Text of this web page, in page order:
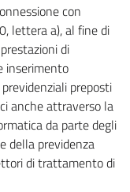
con
lettera a), al fine di
di
inserimento
preposti
anche attraverso la
da parte degli
della previdenza
di trattamento di